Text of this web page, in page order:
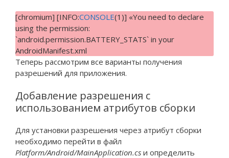
[chromium] [INFO:CONSOLE(1)] «You need to declare
using the permission:
`android.permission.BATTERY_STATS` in your
AndroidManifest.xml
Теперь рассмотрим все варианты получения
разрешений для приложения.
Добавление разрешения с
использованием атрибутов сборки
Для установки разрешения через атрибут сборки
необходимо перейти в файл
Platform/Android/MainApplication.cs и определить